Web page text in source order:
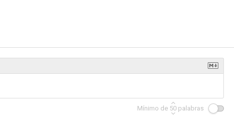
Mínimo de 50 palabras